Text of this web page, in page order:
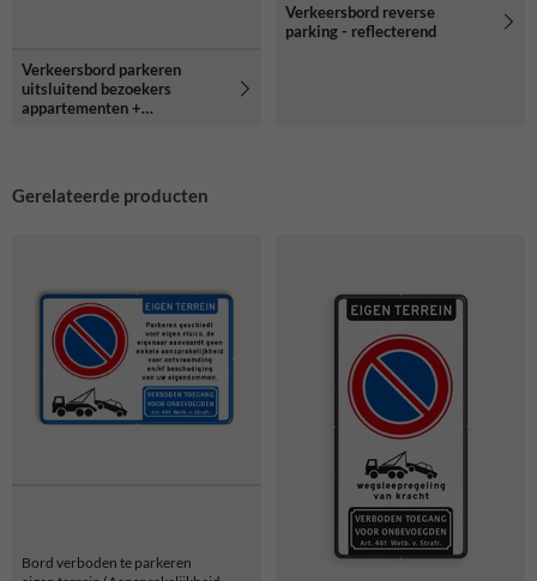
Verkeersbord parkeren
uitsluitend bezoekers
appartementen +
Verkeersbord reverse
parking - reflecterend
Gerelateerde producten
Bord verboden te parkeren